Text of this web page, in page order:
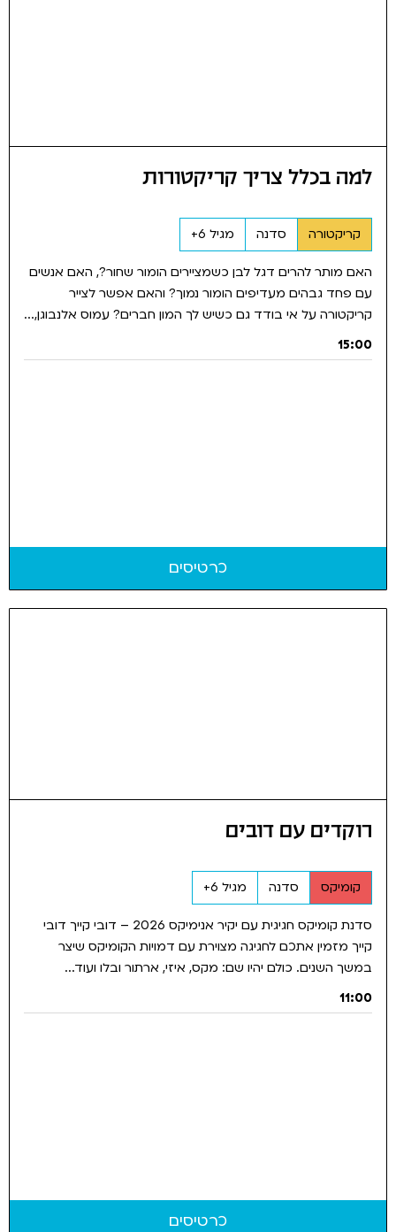
למה בכלל צריך קריקטורות
קריקטורה סדנה מגיל 6+
האם מותר להרים דגל לבן כשמציירים הומור שחור?, האם אנשים
עם פחד גבהים מעדיפים הומור נמוך? והאם אפשר לצייר
קריקטורה על אי בודד גם כשיש לך המון חברים? עמוס אלנבוגן,...
15:00
כרטיסים
רוקדים עם דובים
קומיקס סדנה מגיל 6+
סדנת קומיקס חגיגית עם יקיר אנימיקס 2026 – דובי קייך דובי
קייך מזמין אתכם לחגיגה מצוירת עם דמויות הקומיקס שיצר
במשך השנים. כולם יהיו שם: מקס, איזי, ארתור ובלו ועוד...
11:00
כרטיסים